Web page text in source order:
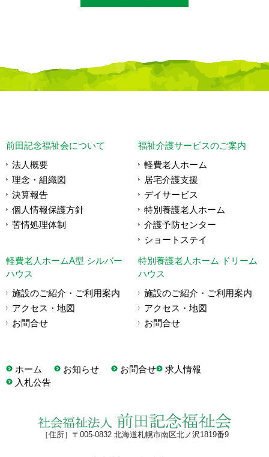
前田記念福祉会について
法人概要
理念・組織図
決算報告
個人情報保護方針
苦情処理体制
福祉介護サービスのご案内
軽費老人ホーム
居宅介護支援
デイサービス
特別養護老人ホーム
介護予防センター
ショートステイ
軽費老人ホームA型 シルバー
ハウス
施設のご紹介・ご利用案内
アクセス・地図
お問合せ
特別養護老人ホーム ドリーム
ハウス
施設のご紹介・ご利用案内
アクセス・地図
お問合せ
ホーム お知らせ お問合せ
求人情報
入札公告
［住所］〒005-0832 北海道札幌市南区北ノ沢1819番9